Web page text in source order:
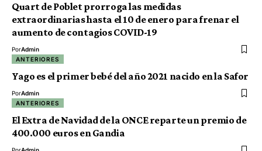
Quart de Poblet prorroga las medidas
extraordinarias hasta el 10 de enero para frenar el
aumento de contagios COVID-19
PorAdmin
ANTERIORES
Yago es el primer bebé del año 2021 nacido en la Safor
PorAdmin
ANTERIORES
El Extra de Navidad de la ONCE reparte un premio de
400.000 euros en Gandia